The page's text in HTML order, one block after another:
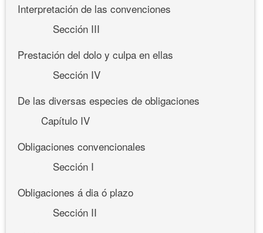
Interpretación de las convenciones
Sección III
Prestación del dolo y culpa en ellas
Sección IV
De las diversas especies de obligaciones
Capítulo IV
Obligaciones convencionales
Sección I
Obligaciones á dia ó plazo
Sección II